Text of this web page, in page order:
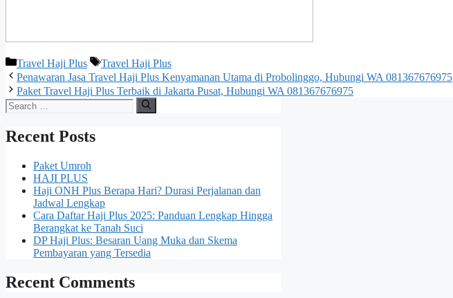
Categories
Travel Haji Plus Tags
Travel Haji Plus
Penawaran Jasa Travel Haji Plus Kenyamanan Utama di Probolinggo, Hubungi WA 081367676975
Paket Travel Haji Plus Terbaik di Jakarta Pusat, Hubungi WA 081367676975
Search
for:
Recent Posts
Paket Umroh
HAJI PLUS
Haji ONH Plus Berapa Hari? Durasi Perjalanan dan
Jadwal Lengkap
Cara Daftar Haji Plus 2025: Panduan Lengkap Hingga
Berangkat ke Tanah Suci
DP Haji Plus: Besaran Uang Muka dan Skema
Pembayaran yang Tersedia
Recent Comments